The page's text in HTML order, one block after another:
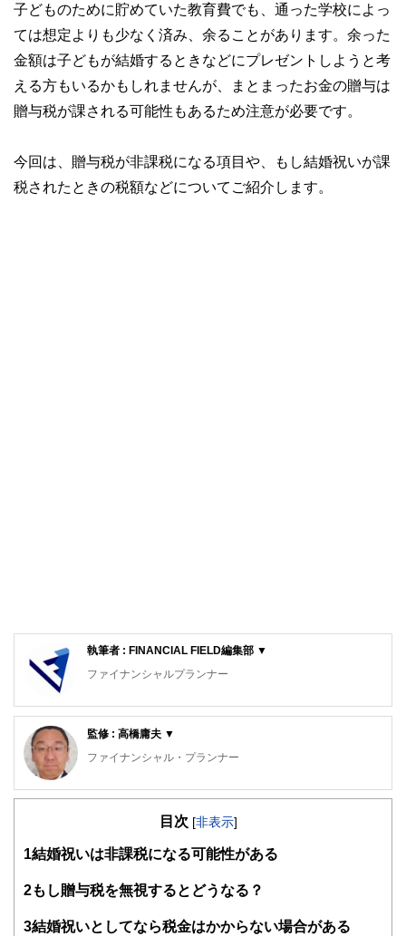
子どものために貯めていた教育費でも、通った学校によっ
ては想定よりも少なく済み、余ることがあります。余った
金額は子どもが結婚するときなどにプレゼントしようと考
える方もいるかもしれませんが、まとまったお金の贈与は
贈与税が課される可能性もあるため注意が必要です。
今回は、贈与税が非課税になる項目や、もし結婚祝いが課
税されたときの税額などについてご紹介します。
執筆者 : FINANCIAL FIELD編集部 ▼
ファイナンシャルプランナー
FinancialField編集部は、金融、経済に関する記事を、日々
知識がない方でも理解できるようわかりやすく発信していま
す。
得者を中心に「お金や暮らし」に関する書籍・雑誌の編集経
験者で構成され、企画立案から記事掲載まですべての工程に
FinancialFieldの特徴は、ファイナンシャルプランナー、弁
護士、税理士、宅地建物取引士、相続診断士、住宅ローンア
ドバイザー、DCプランナー、公認会計士、社会保険労務
ど150名以上の有資格者を執筆者・監修者として迎え、むず
監修 : 高橋庸夫 ▼
ファイナンシャル・プランナー
住宅ローンアドバイザー ,宅地建物取引士, マンション管理
サラリーマン生活２４年、その間１０回以上の転勤を経験
に努めるとともに、自らが経験した「サラリーマンの退職、
として、個別相談、セミナー講師など精力的に活動。また、
住者への支援を実施。妻と長女と犬１匹。
目次 [非表示]
1結婚祝いは非課税になる可能性がある
2もし贈与税を無視するとどうなる？
3結婚祝いとしてなら税金はかからない場合がある